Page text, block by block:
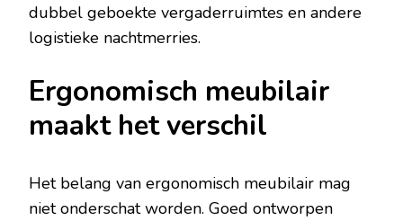
dubbel geboekte vergaderruimtes en andere
logistieke nachtmerries.
Ergonomisch meubilair
maakt het verschil
Het belang van ergonomisch meubilair mag
niet onderschat worden. Goed ontworpen